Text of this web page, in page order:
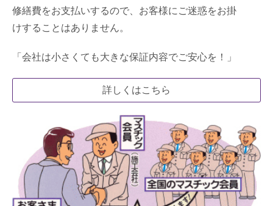
修繕費をお支払いするので、お客様にご迷惑をお掛
けすることはありません。
「会社は小さくても大きな保証内容でご安心を！」
詳しくはこちら